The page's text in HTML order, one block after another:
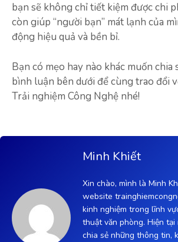
bạn sẽ không chỉ tiết kiệm được chi
còn giúp “người bạn” mát lạnh của
động hiệu quả và bền bỉ.
Bạn có mẹo hay nào khác muốn chia
bình luận bên dưới để cùng trao đổi
Trải nghiệm Công Nghệ nhé!
Minh Khiết
Xin chào, mình là Minh
website
kinh nghiệm trong lĩnh
thuật văn phòng. Hiện tại
chia sẻ những thông tin,